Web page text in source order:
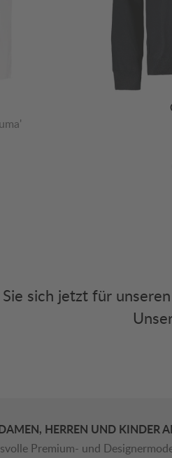
sich jetzt für
HERREN UND KINDER
Premium- und